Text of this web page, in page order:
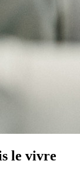
le vivre